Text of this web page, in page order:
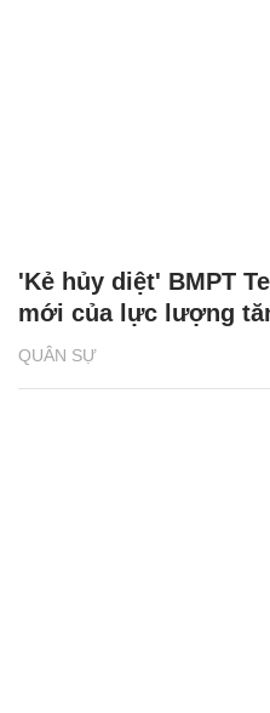
QUÂN SỰ
'Kẻ hủy diệt' BMPT
mới của lực lượng